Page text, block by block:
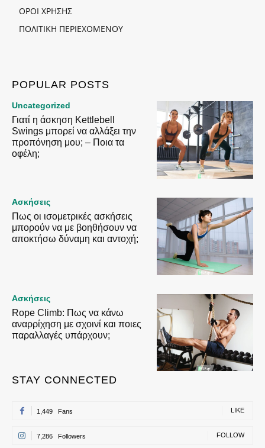
ΟΡΟΙ ΧΡΗΣΗΣ
ΠΟΛΙΤΙΚΗ ΠΕΡΙΕΧΟΜΕΝΟΥ
POPULAR POSTS
Uncategorized
Γιατί η άσκηση Kettlebell
Swings μπορεί να αλλάξει την
προπόνηση μου; – Ποια τα
οφέλη;
Ασκήσεις
Πως οι ισομετρικές ασκήσεις
μπορούν να με βοηθήσουν να
αποκτήσω δύναμη και αντοχή;
Ασκήσεις
Rope Climb: Πως να κάνω
αναρρίχηση με σχοινί και ποιες
παραλλαγές υπάρχουν;
STAY CONNECTED
1,449 Fans LIKE
7,286 Followers FOLLOW